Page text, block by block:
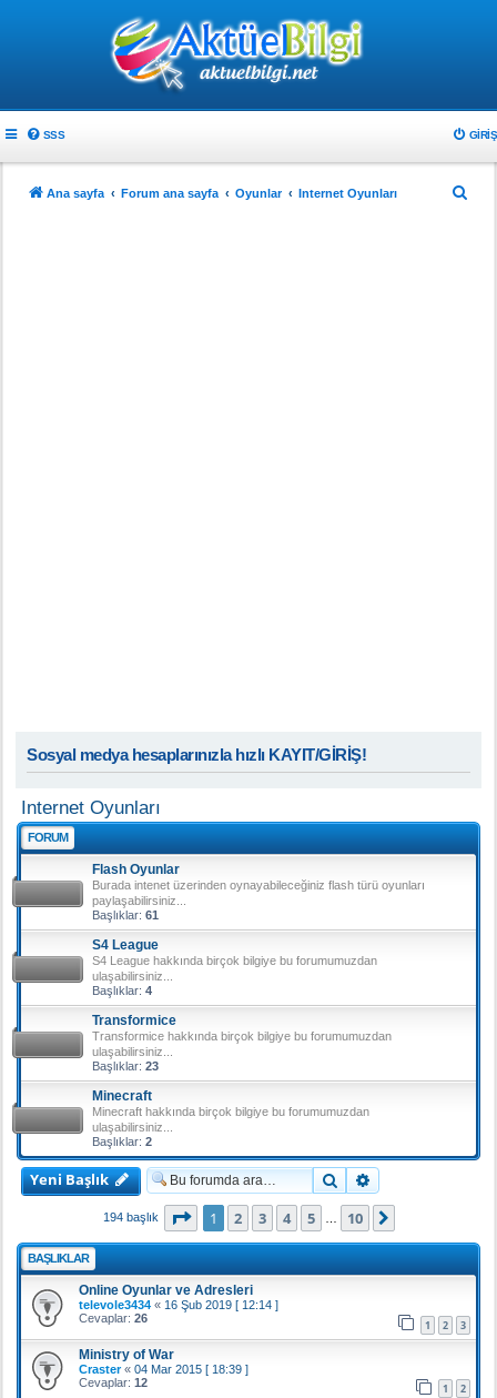
SSS GIRIŞ
Ana sayfa Forum ana sayfa Oyunlar Internet Oyunları
Sosyal medya hesaplarınızla hızlı KAYIT/GİRİŞ!
Internet Oyunları
FORUM
Flash Oyunlar
Burada intenet üzerinden oynayabileceğiniz flash türü oyunları
paylaşabilirsiniz...
Başlıklar: 61
S4 League
S4 League hakkında birçok bilgiye bu forumumuzdan
ulaşabilirsiniz...
Başlıklar: 4
Transformice
Transformice hakkında birçok bilgiye bu forumumuzdan
ulaşabilirsiniz...
Başlıklar: 23
Minecraft
Minecraft hakkında birçok bilgiye bu forumumuzdan
ulaşabilirsiniz...
Başlıklar: 2
Yeni Başlık Ara
194 başlık 1 . sayfa (Toplam10 sayfa)
1 2 3 4 5 10
BAŞLIKLAR
Online Oyunlar ve Adresleri
televole3434 « 16 Şub 2019 [ 12:14 ]
Cevaplar: 26 1 2 3
Ministry of War
Craster« 04 Mar 2015 [ 18:39 ]
Cevaplar: 12 1 2